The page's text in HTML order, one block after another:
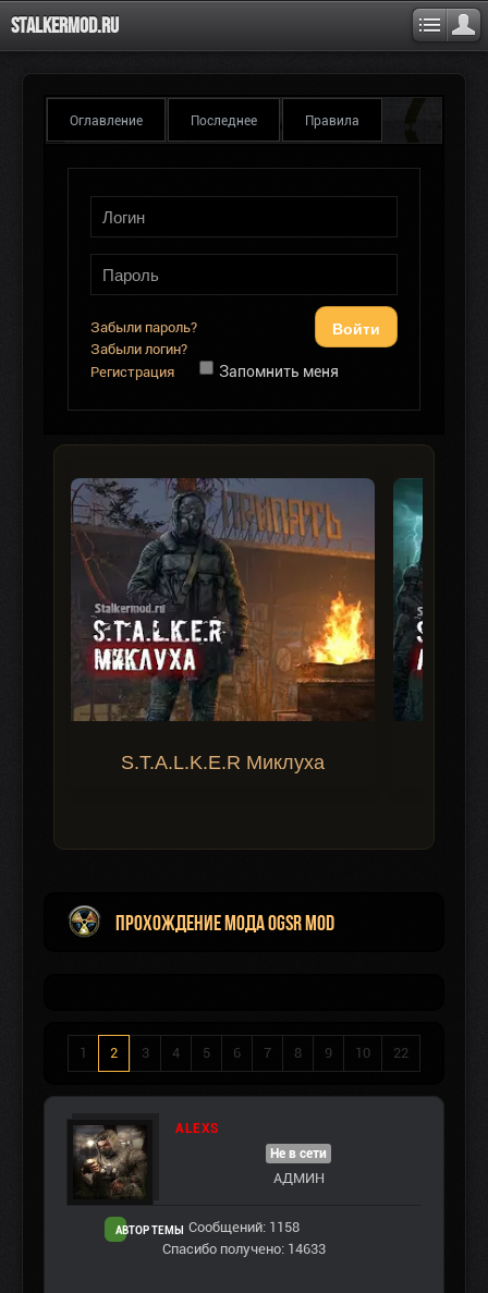
Stalkermod.ru
Оглавление Последнее Правила
Войти
Забыли пароль?
Забыли логин?
Регистрация
Запомнить меня
S.T.A.L.K.E.R Миклуха
Прохождение мода OGSR MOD
1 2 3 4 5 6 7 8 9 10 22
ALEXS
АВТОР ТЕМЫ
Не в сети
АДМИН
Сообщений: 1158
Спасибо получено: 14633